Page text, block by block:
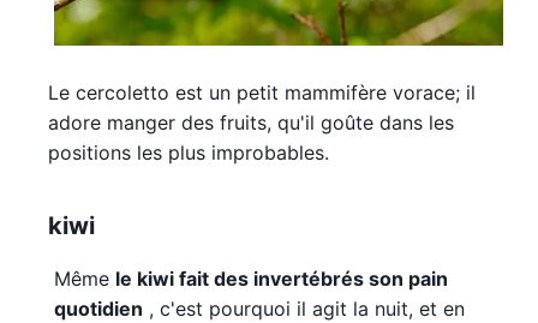
Le cercoletto est un petit mammifère vorace; il
adore manger des fruits, qu'il goûte dans les
positions les plus improbables.
kiwi
Même le kiwi fait des invertébrés son pain
quotidien , c'est pourquoi il agit la nuit, et en